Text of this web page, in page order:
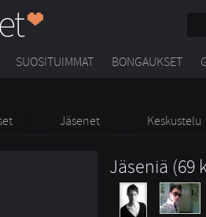
SUOSITUIMMAT BONGAUKSET
Jäsenet Keskustelu
Jäseniä (69